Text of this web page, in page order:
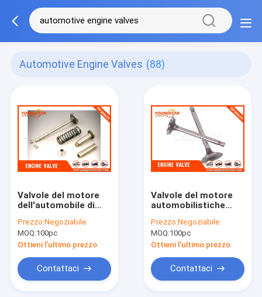
Automotive Engine Valves (88)
Valvole del motore
dell'automobile di
L300 4D55, valvole
del motore
automobilistiche
4D56
Prezzo:Negoziabile
MOQ:100pc
Ottieni l'ultimo prezzo
Contattaci
Valvole del motore
automobilistiche
6D22TC 6D50 6D60
T850 ME051063
Prezzo:Negoziabile
MOQ:100pc
Ottieni l'ultimo prezzo
Contattaci